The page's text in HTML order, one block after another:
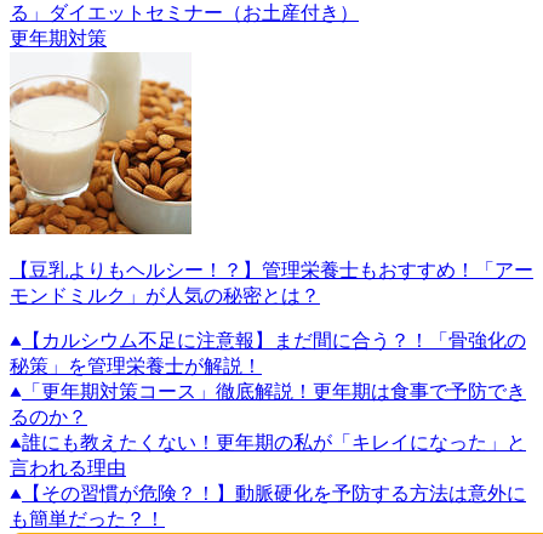
る」ダイエットセミナー（お土産付き）
更年期対策
【豆乳よりもヘルシー！？】管理栄養士もおすすめ！「アー
モンドミルク」が人気の秘密とは？
【カルシウム不足に注意報】まだ間に合う？！「骨強化の
秘策」を管理栄養士が解説！
「更年期対策コース」徹底解説！更年期は食事で予防でき
るのか？
誰にも教えたくない！更年期の私が「キレイになった」と
言われる理由
【その習慣が危険？！】動脈硬化を予防する方法は意外に
も簡単だった？！